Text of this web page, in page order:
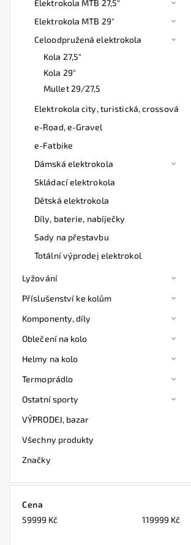
Elektrokola MTB 27,5"
Elektrokola MTB 29"
Celoodpružená elektrokola
Kola 27,5"
Kola 29"
Mullet 29/27,5
Elektrokola city, turistická, crossová
e-Road, e-Gravel
e-Fatbike
Dámská elektrokola
Skládací elektrokola
Dětská elektrokola
Díly, baterie, nabíječky
Sady na přestavbu
Totální výprodej elektrokol
Lyžování
Příslušenství ke kolům
Komponenty, díly
Oblečení na kolo
Helmy na kolo
Termoprádlo
Ostatní sporty
VÝPRODEJ, bazar
Všechny produkty
Značky
Cena
59999 Kč 119999 Kč